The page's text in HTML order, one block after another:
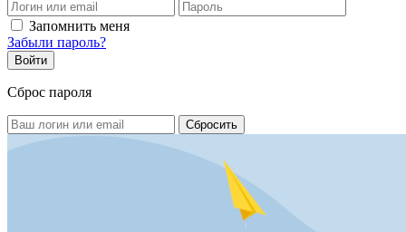
Запомнить меня
Забыли пароль?
Сброс пароля